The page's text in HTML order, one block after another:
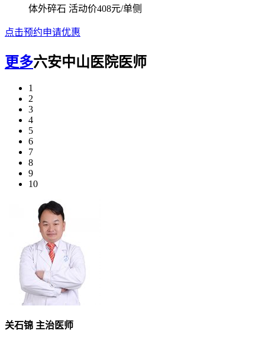
体外碎石 活动价408元/单侧
点击预约申请优惠
更多六安中山医院医师
1
2
3
4
5
6
7
8
9
10
关石锦 主治医师